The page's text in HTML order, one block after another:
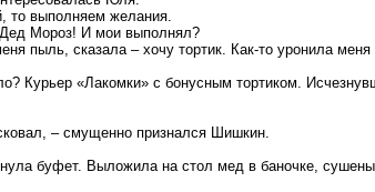
то выполняем желания.
Мороз! И мои выполнял?
пыль, сказала – хочу тортик. Как-то уронила
Курьер «Лакомки» с бонусным тортиком.
– смущенно признался Шишкин.
буфет. Выложила на стол мед в баночке,